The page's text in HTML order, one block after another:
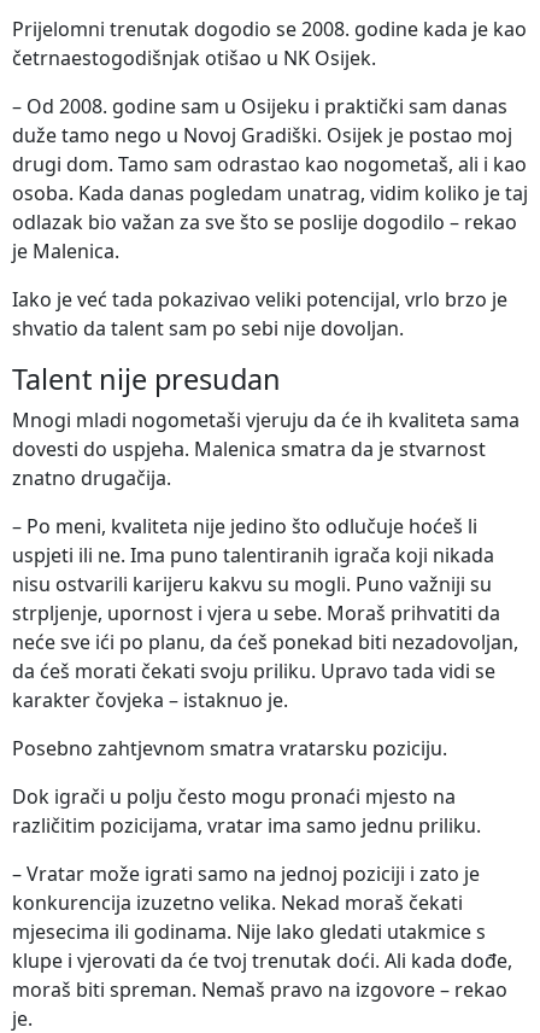
Prijelomni trenutak dogodio se 2008. godine kada je kao
četrnaestogodišnjak otišao u NK Osijek.
– Od 2008. godine sam u Osijeku i praktički sam danas
duže tamo nego u Novoj Gradiški. Osijek je postao moj
drugi dom. Tamo sam odrastao kao nogometaš, ali i kao
osoba. Kada danas pogledam unatrag, vidim koliko je taj
odlazak bio važan za sve što se poslije dogodilo – rekao
je Malenica.
Iako je već tada pokazivao veliki potencijal, vrlo brzo je
shvatio da talent sam po sebi nije dovoljan.
Talent nije presudan
Mnogi mladi nogometaši vjeruju da će ih kvaliteta sama
dovesti do uspjeha. Malenica smatra da je stvarnost
znatno drugačija.
– Po meni, kvaliteta nije jedino što odlučuje hoćeš li
uspjeti ili ne. Ima puno talentiranih igrača koji nikada
nisu ostvarili karijeru kakvu su mogli. Puno važniji su
strpljenje, upornost i vjera u sebe. Moraš prihvatiti da
neće sve ići po planu, da ćeš ponekad biti nezadovoljan,
da ćeš morati čekati svoju priliku. Upravo tada vidi se
karakter čovjeka – istaknuo je.
Posebno zahtjevnom smatra vratarsku poziciju.
Dok igrači u polju često mogu pronaći mjesto na
različitim pozicijama, vratar ima samo jednu priliku.
– Vratar može igrati samo na jednoj poziciji i zato je
konkurencija izuzetno velika. Nekad moraš čekati
mjesecima ili godinama. Nije lako gledati utakmice s
klupe i vjerovati da će tvoj trenutak doći. Ali kada dođe,
moraš biti spreman. Nemaš pravo na izgovore – rekao
je.